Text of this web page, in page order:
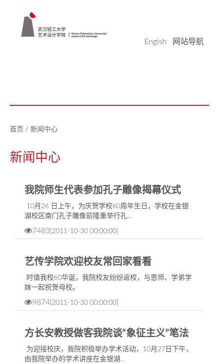
Engish
网站导航
首页 / 新闻中心
新闻中心
我院师生代表参加孔子雕像揭幕仪式
10月26 日上午，为庆贺学校60周年生日，学校在金银
湖校区南门孔子雕像前隆重举行孔…
7483 [2011-10-30 00:00:00]
艺传学院欢迎校友常回家看看
时值我校60华诞，我院校友纷纷返校，与恩师、学弟学
妹一起祝贺母校。
9874 [2011-10-30 00:00:00]
方长安教授做客我院谈“象征主义”笔法
为迎接校庆，我院积极举办学术活动，10月27日下午，
由我院举办的学术讲座在金银湖…